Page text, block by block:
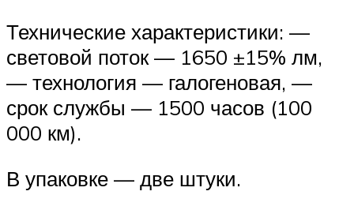
Технические характеристики: —
световой поток — 1650 ±15% лм,
— технология — галогеновая, —
срок службы — 1500 часов (100
000 км).
В упаковке — две штуки.